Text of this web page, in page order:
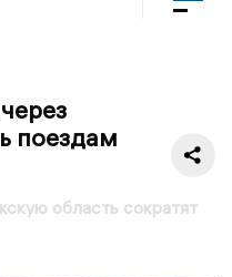
поездам
область сократят